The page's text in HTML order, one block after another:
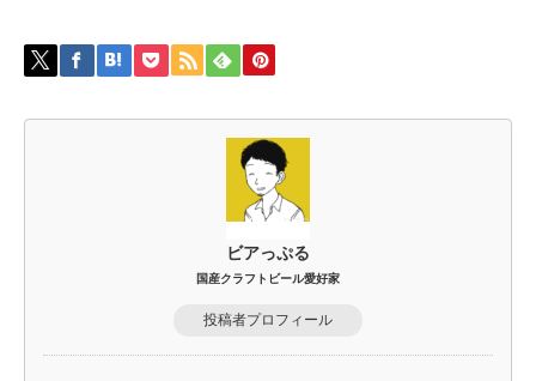
ビアっぷる
国産クラフトビール愛好家
投稿者プロフィール